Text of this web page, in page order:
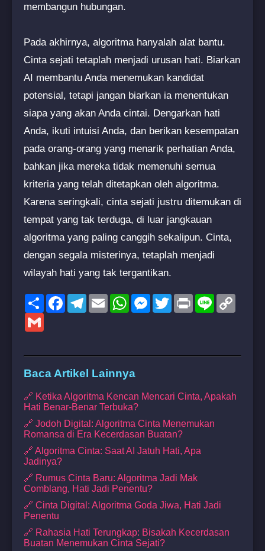
membangun hubungan.
Pada akhirnya, algoritma hanyalah alat bantu.
Cinta sejati tetaplah menjadi urusan hati. Biarkan
AI membantu Anda menemukan kandidat
potensial, tetapi jangan biarkan ia menentukan
siapa yang akan Anda cintai. Dengarkan hati
Anda, ikuti intuisi Anda, dan berikan kesempatan
pada orang-orang yang menarik perhatian Anda,
bahkan jika mereka tidak memenuhi semua
kriteria yang telah ditetapkan oleh algoritma.
Karena seringkali, cinta sejati justru ditemukan di
tempat yang tak terduga, di luar jangkauan
algoritma yang paling canggih sekalipun. Cinta,
dengan segala misterinya, tetaplah menjadi
wilayah hati yang tak tergantikan.
ShareFacebookTelegram
EmailWhatsAppMessenger
TwitterPrint Line
Baca Artikel Lainnya
🔗 Ketika Algoritma Kencan Mencari Cinta, Apakah
Hati Benar-Benar Terbuka?
🔗 Jodoh Digital: Algoritma Cinta Menemukan
Romansa di Era Kecerdasan Buatan?
🔗 Algoritma Cinta: Saat AI Jatuh Hati, Apa
Jadinya?
🔗 Rumus Cinta Baru: Algoritma Jadi Mak
Comblang, Hati Jadi Penentu?
🔗 Cinta Digital: Algoritma Goda Jiwa, Hati Jadi
Penentu
🔗 Rahasia Hati Terungkap: Bisakah Kecerdasan
Buatan Menemukan Cinta Sejati?